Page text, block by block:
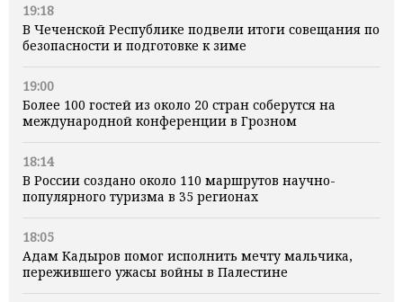
19:18
В Чеченской Республике подвели итоги совещания по
безопасности и подготовке к зиме
19:00
Более 100 гостей из около 20 стран соберутся на
международной конференции в Грозном
18:14
В России создано около 110 маршрутов научно-
популярного туризма в 35 регионах
18:05
Адам Кадыров помог исполнить мечту мальчика,
пережившего ужасы войны в Палестине